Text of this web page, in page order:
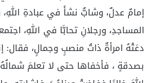
إمامٌ عدلٌ، وشابٌّ نشأَ في عبادةِ
المساجدِ، ورجلانِ تحابَّا في اللهِ،
دعَتْهُ امرأةٌ ذاتُ منصبٍ وجمالٍ، فقال:
بصدقةٍ ، فأخفاها حتى لا تعلمَ